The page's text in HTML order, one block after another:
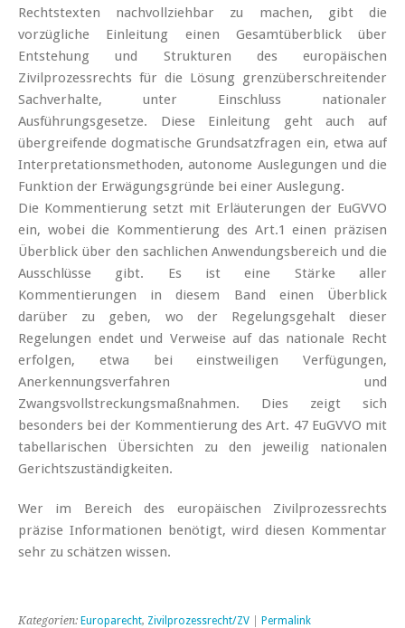
Rechtstexten nachvollziehbar zu machen, gibt die
vorzügliche Einleitung einen Gesamtüberblick über
Entstehung und Strukturen des europäischen
Zivilprozessrechts für die Lösung grenzüberschreitender
Sachverhalte, unter Einschluss nationaler
Ausführungsgesetze. Diese Einleitung geht auch auf
übergreifende dogmatische Grundsatzfragen ein, etwa auf
Interpretationsmethoden, autonome Auslegungen und die
Funktion der Erwägungsgründe bei einer Auslegung.
Die Kommentierung setzt mit Erläuterungen der EuGVVO
ein, wobei die Kommentierung des Art.1 einen präzisen
Überblick über den sachlichen Anwendungsbereich und die
Ausschlüsse gibt. Es ist eine Stärke aller
Kommentierungen in diesem Band einen Überblick
darüber zu geben, wo der Regelungsgehalt dieser
Regelungen endet und Verweise auf das nationale Recht
erfolgen, etwa bei einstweiligen Verfügungen,
Anerkennungsverfahren und
Zwangsvollstreckungsmaßnahmen. Dies zeigt sich
besonders bei der Kommentierung des Art. 47 EuGVVO mit
tabellarischen Übersichten zu den jeweilig nationalen
Gerichtszuständigkeiten.
Wer im Bereich des europäischen Zivilprozessrechts
präzise Informationen benötigt, wird diesen Kommentar
sehr zu schätzen wissen.
Kategorien: Europarecht, Zivilprozessrecht/ZV Permalink